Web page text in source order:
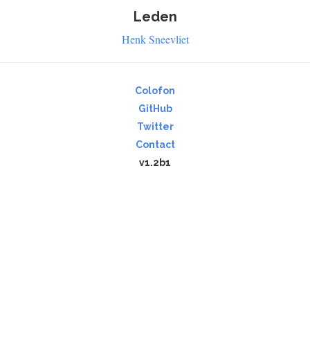
Leden
Henk Sneevliet
Colofon
GitHub
Twitter
Contact
v1.2b1